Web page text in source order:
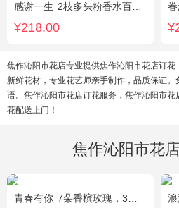
感谢一生 2枝多头粉香水百合，11枝粉康乃馨，满天星+绿叶适量。
¥218.00
焦作沁阳市花店专业提供焦作沁阳市花店订
新鲜花材，专业花艺师亲手制作，品质保证
语。焦作沁阳市花店订花服务，焦作沁阳市
花配送上门！
焦作沁阳市花
青春有你 7朵香槟玫瑰，3朵向日葵，一个绣球，桔梗、配花、配草搭配